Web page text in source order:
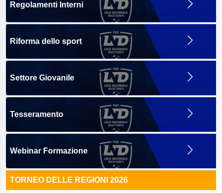
Regolamenti Interni
Riforma dello sport
Settore Giovanile
Tesseramento
Webinar Formazione
TORNEO DELLE REGIONI 2026